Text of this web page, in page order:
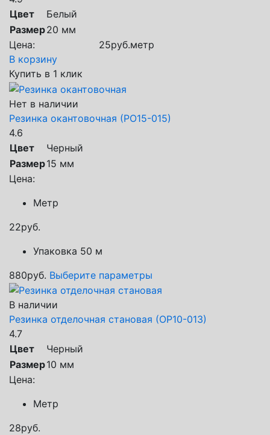
Цвет
Белый
Размер20 мм
Цена:
25руб.метр
В корзину
Купить в 1 клик
Нет в наличии
Резинка окантовочная (РО15-015)
4.6
Цвет
Черный
Размер15 мм
Цена:
Метр
22руб.
Упаковка 50 м
880руб. Выберите параметры
В наличии
Резинка отделочная становая (ОР10-013)
4.7
Цвет
Черный
Размер10 мм
Цена:
Метр
28руб.